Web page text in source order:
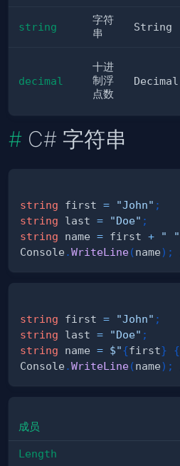
string
字符
串
String
decimal
十进
制浮
点数
Decimal
C# 字符串
string first = "John" ;
string last = "Doe" ;
string name = first + " "
Console .WriteLine(name) ;
string first = "John" ;
string last = "Doe" ;
string name = $"{first} {
Console .WriteLine(name) ;
成员
Length